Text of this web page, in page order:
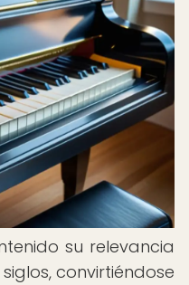
su relevancia
convirtiéndose